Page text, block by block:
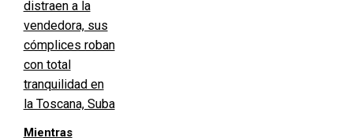
Mientras